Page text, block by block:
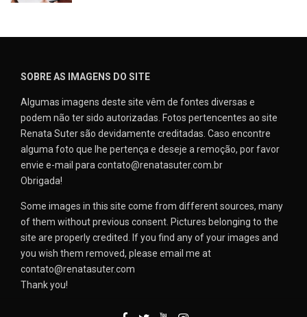
SOBRE AS IMAGENS DO SITE
Algumas imagens deste site vêm de fontes diversas e
podem não ter sido autorizadas. Fotos pertencentes ao site
Renata Suter são devidamente creditadas. Caso encontre
alguma foto que lhe pertença e deseje a remoção, por favor
envie e-mail para contato@renatasuter.com.br
Obrigada!
Some images in this site come from different sources, many
of them without previous consent. Pictures belonging to the
site are properly credited. If you find any of your images and
you wish them removed, please email me at
contato@renatasuter.com
Thank you!